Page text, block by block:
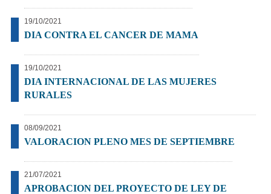
19/10/2021
DIA CONTRA EL CANCER DE MAMA
19/10/2021
DIA INTERNACIONAL DE LAS MUJERES
RURALES
08/09/2021
VALORACION PLENO MES DE SEPTIEMBRE
21/07/2021
APROBACION DEL PROYECTO DE LEY DE